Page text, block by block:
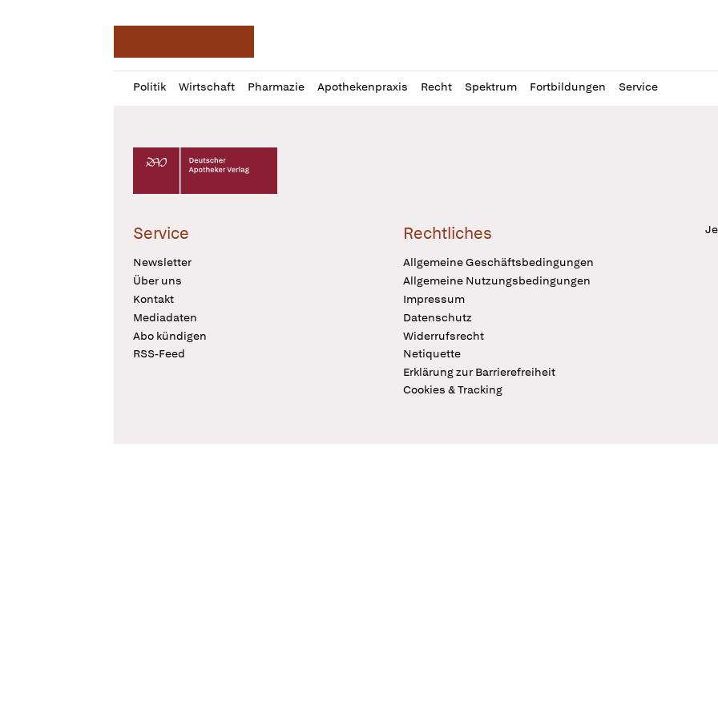
Politik Wirtschaft Pharmazie Apothekenpraxis Recht Spektrum Fortbildungen Service
Profil
öffnen
Daz
Pur
Deutscher Apotheker Verlag Logo
Service
Newsletter
Über uns
Kontakt
Mediadaten
Abo kündigen
RSS-Feed
Rechtliches
Allgemeine Geschäftsbedingungen
Allgemeine Nutzungsbedingungen
Impressum
Datenschutz
Widerrufsrecht
Netiquette
Erklärung zur Barrierefreiheit
Cookies & Tracking